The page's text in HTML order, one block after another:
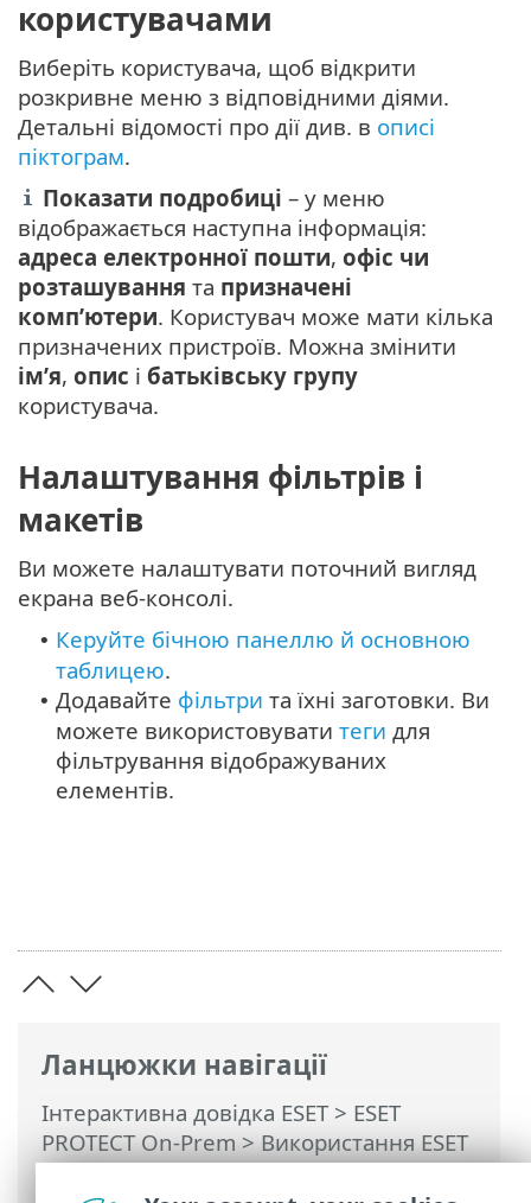
Ланцюжки навігації
Інтерактивна довідка ESET> ESET
PROTECT On-Prem>Використання ESET
PROTECT On-Prem>ESET PROTECT On-
користувачами
Виберіть користувача, щоб відкрити
розкривне меню з відповідними діями.
Детальні відомості про дії див. в описі
піктограм.
Показати подробиці – у меню
відображається наступна інформація:
адреса електронної пошти, офіс чи
розташування та призначені
комп’ютери. Користувач може мати кілька
призначених пристроїв. Можна змінити
ім’я, опис і батьківську групу
користувача.
Налаштування фільтрів і
макетів
Ви можете налаштувати поточний вигляд
екрана веб-консолі.
• Керуйте бічною панеллю й основною
таблицею.
• Додавайте фільтри та їхні заготовки. Ви
можете використовувати теги для
фільтрування відображуваних
елементів.